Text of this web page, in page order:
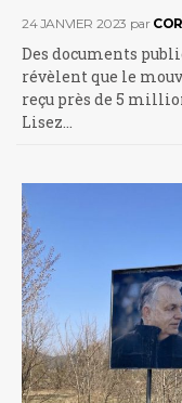
24 JANVIER 2023 par
Des documents
révèlent que le
reçu près de 5
Lisez…